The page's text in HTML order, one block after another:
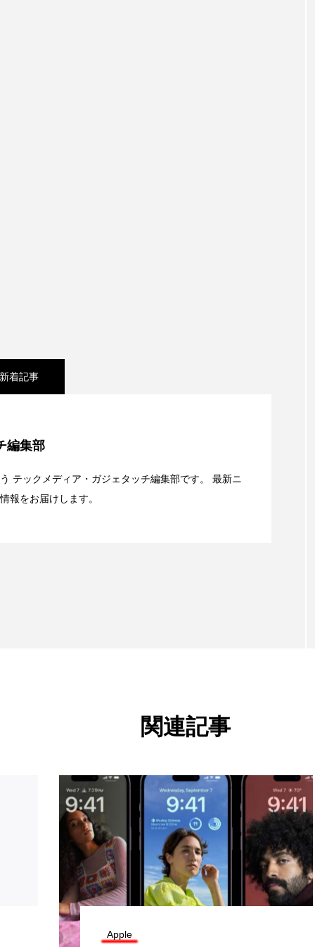
着記事
編集部
テックメディア・ガジェタッチ編集部です。 最新ニ
報をお届けします。
関連記事
Apple